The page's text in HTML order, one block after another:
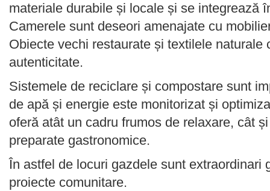
materiale durabile și locale și se integrează
Camerele sunt deseori amenajate cu
Obiecte vechi restaurate și textilele naturale
autenticitate.
Sistemele de reciclare și compostare sunt
de apă și energie este monitorizat și
oferă atât un cadru frumos de relaxare, cât
preparate gastronomice.
În astfel de locuri gazdele sunt extraordinari
proiecte comunitare.